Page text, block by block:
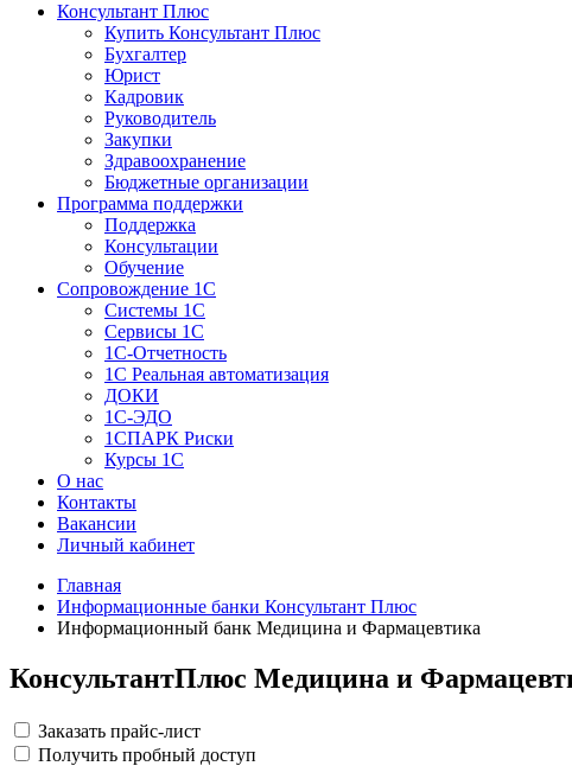
Консультант Плюс
Купить Консультант Плюс
Бухгалтер
Юрист
Кадровик
Руководитель
Закупки
Здравоохранение
Бюджетные организации
Программа поддержки
Поддержка
Консультации
Обучение
Сопровождение 1С
Системы 1С
Сервисы 1С
1C-Отчетность
1С Реальная автоматизация
ДОКИ
1C-ЭДО
1СПАРК Риски
Курсы 1С
О нас
Контакты
Вакансии
Личный кабинет
Главная
Информационные банки Консультант Плюс
Информационный банк Медицина и Фармацевтика
КонсультантПлюс Медицина и
Заказать прайс-лист
Получить пробный доступ